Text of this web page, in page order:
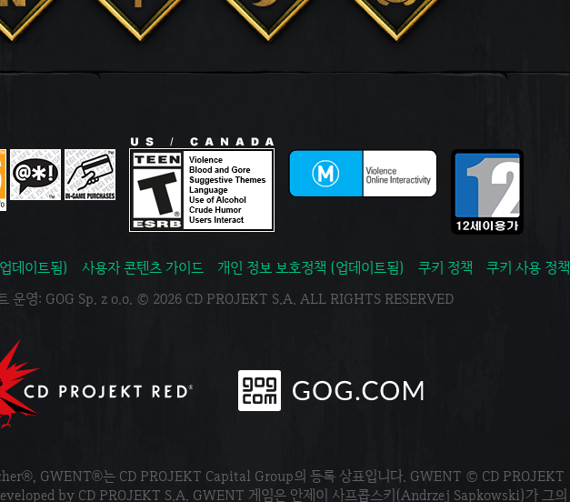
데이트됨) 사용자 콘텐츠 가이드 개인 정보 보호정책 (업데이트됨) 쿠키 정책 쿠키 사용 정책
운영: GOG Sp. z o.o. © 2026 CD PROJEKT S.A. ALL RIGHTS RESERVED
GWENT®는 CD PROJEKT Capital Group의 등록 상표입니다. GWENT © CD PROJEKT
by CD PROJEKT S.A. GWENT 게임은 안제이 사프콥스키(Andrzej Sapkowski)가 그의